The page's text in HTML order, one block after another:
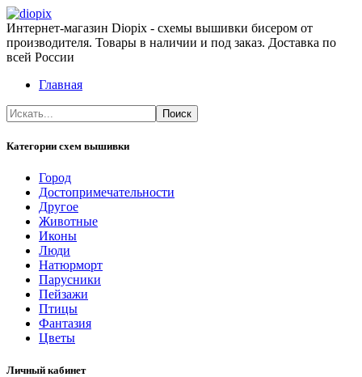
Интернет-магазин Diopix - схемы вышивки бисером от
производителя. Товары в наличии и под заказ. Доставка по
всей России
Главная
Категории схем вышивки
Город
Достопримечательности
Другое
Животные
Иконы
Люди
Натюрморт
Парусники
Пейзажи
Птицы
Фантазия
Цветы
Личный кабинет